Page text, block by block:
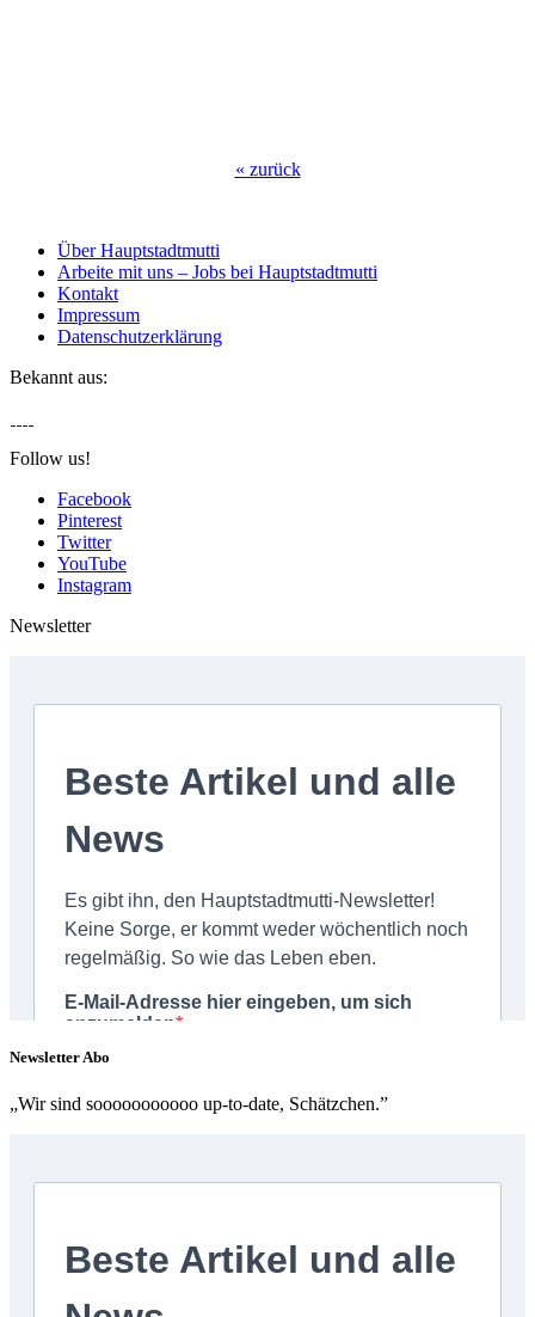
« zurück
Über Hauptstadtmutti
Arbeite mit uns – Jobs bei Hauptstadtmutti
Kontakt
Impressum
Datenschutzerklärung
Bekannt aus:
Follow us!
Facebook
Pinterest
Twitter
YouTube
Instagram
Newsletter
Newsletter Abo
„Wir sind sooooooooooo up-to-date, Schätzchen.”